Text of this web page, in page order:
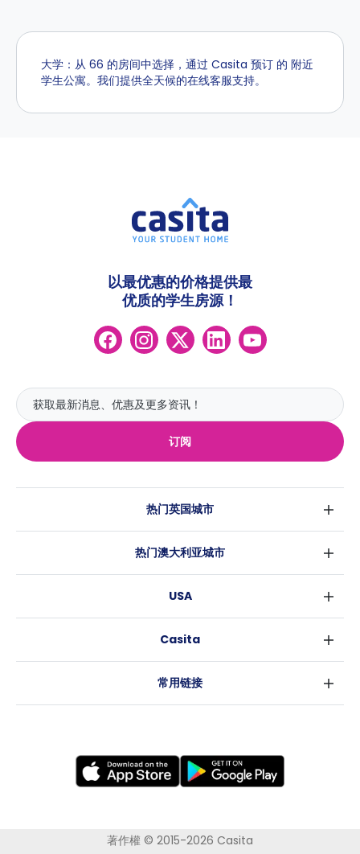
大学：从 66 的房间中选择，通过 Casita 预订 的 附近
学生公寓。我们提供全天候的在线客服支持。
订阅
以最优惠的价格提供最
优质的学生房源！
热门英国城市
伦敦
爱丁堡
利兹
考文垂
莱斯特
纽卡斯尔
热门澳大利亚城市
布里斯班
阿德莱德
USA
洛杉矶
Casita
常用链接
著作權 © 2015-2026 Casita